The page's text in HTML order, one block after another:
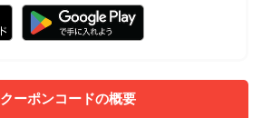
クーポンコードの概要